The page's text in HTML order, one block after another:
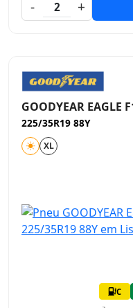
-
2 +
GOODYEAR EAGLE
225/35R19 88Y
XL
C